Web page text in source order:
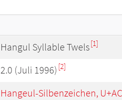
Hangul Syllable Twels[1]
2.0 (Juli 1996) [2]
Hangeul-Silbenzeichen,